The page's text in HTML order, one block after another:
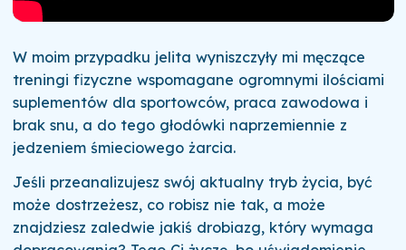
W moim przypadku jelita wyniszczyły mi męczące
treningi fizyczne wspomagane ogromnymi ilościami
suplementów dla sportowców, praca zawodowa i
brak snu, a do tego głodówki naprzemiennie z
jedzeniem śmieciowego żarcia.
Jeśli przeanalizujesz swój aktualny tryb życia, być
może dostrzeżesz, co robisz nie tak, a może
znajdziesz zaledwie jakiś drobiazg, który wymaga